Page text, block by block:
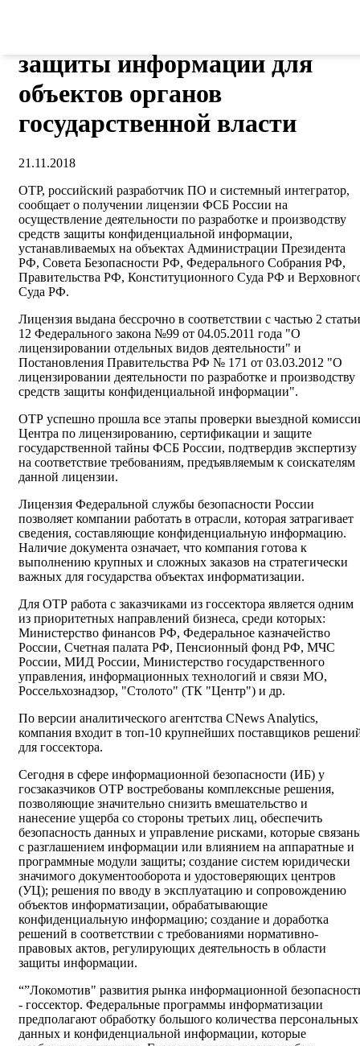
защиты информации для
объектов органов
государственной власти
21.11.2018
ОТР, российский разработчик ПО и системный интегратор,
сообщает о получении лицензии ФСБ России на
осуществление деятельности по разработке и производству
средств защиты конфиденциальной информации,
устанавливаемых на объектах Администрации Президента
РФ, Совета Безопасности РФ, Федерального Собрания РФ,
Правительства РФ, Конституционного Суда РФ и
Суда РФ.
Лицензия выдана бессрочно в соответствии с частью 2 статьи
12 Федерального закона №99 от 04.05.2011 года "О
лицензировании отдельных видов деятельности" и
Постановления Правительства РФ № 171 от 03.03.2012 "О
лицензировании деятельности по разработке и производству
средств защиты конфиденциальной информации".
ОТР успешно прошла все этапы проверки выездной
Центра по лицензированию, сертификации и защите
государственной тайны ФСБ России, подтвердив экспертизу
на соответствие требованиям, предъявляемым к соискателям
данной лицензии.
Лицензия Федеральной службы безопасности России
позволяет компании работать в отрасли, которая затрагивает
сведения, составляющие конфиденциальную информацию.
Наличие документа означает, что компания готова к
выполнению крупных и сложных заказов на стратегически
важных для государства объектах информатизации.
Для ОТР работа с заказчиками из госсектора является одним
из приоритетных направлений бизнеса, среди которых:
Министерство финансов РФ, Федеральное казначейство
России, Счетная палата РФ, Пенсионный фонд РФ, МЧС
России, МИД России, Министерство государственного
управления, информационных технологий и связи МО,
Россельхознадзор, "Столото" (ТК "Центр") и др.
По версии аналитического агентства CNews Analytics,
компания в­­ходит в топ-10 крупнейших поставщиков
для госсектора.
Сегодня в сфере информационной безопасности (ИБ) у
госзаказчиков ОТР востребованы комплексные решения,
позволяющие значительно снизить вмешательство и
нанесение ущерба со стороны третьих лиц, обеспечить
безопасность данных и управление рисками, которые
с разглашением информации или влиянием на аппаратные и
программные модули защиты; создание систем юридически
значимого документооборота и удостоверяющих центров
(УЦ); решения по вводу в эксплуатацию и сопровождению
объектов информатизации, обрабатывающие
конфиденциальную информацию; создание и доработка
решений в соответствии с требованиями нормативно-
правовых актов, регулирующих деятельность в области
защиты информации.
“”Локомотив" развития рынка информационной
- госсектор. Федеральные программы информатизации
предполагают обработку большого количества персональных
данных и конфиденциальной информации, которые